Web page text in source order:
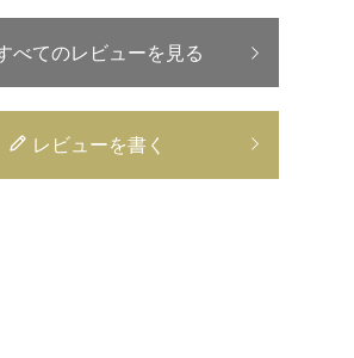
べてのレビューを見る
レビューを書く